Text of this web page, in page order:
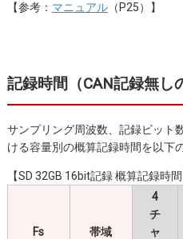
【参考： マニュアル（P25）】
記録時間（CAN記録無し
サンプリング周波数、記録ビット
ける容量別の概算記録時間を以下
【SD 32GB 16bit記録 概算記録時間
Fs
帯域
4
チ
ャ